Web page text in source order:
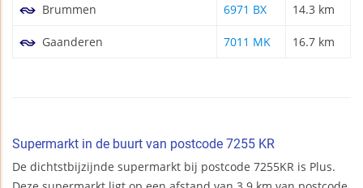
Brummen 6971 BX 14.3 km
Gaanderen 7011 MK 16.7 km
Supermarkt in de buurt van postcode 7255 KR
De dichtstbijzijnde supermarkt bij postcode 7255KR is Plus.